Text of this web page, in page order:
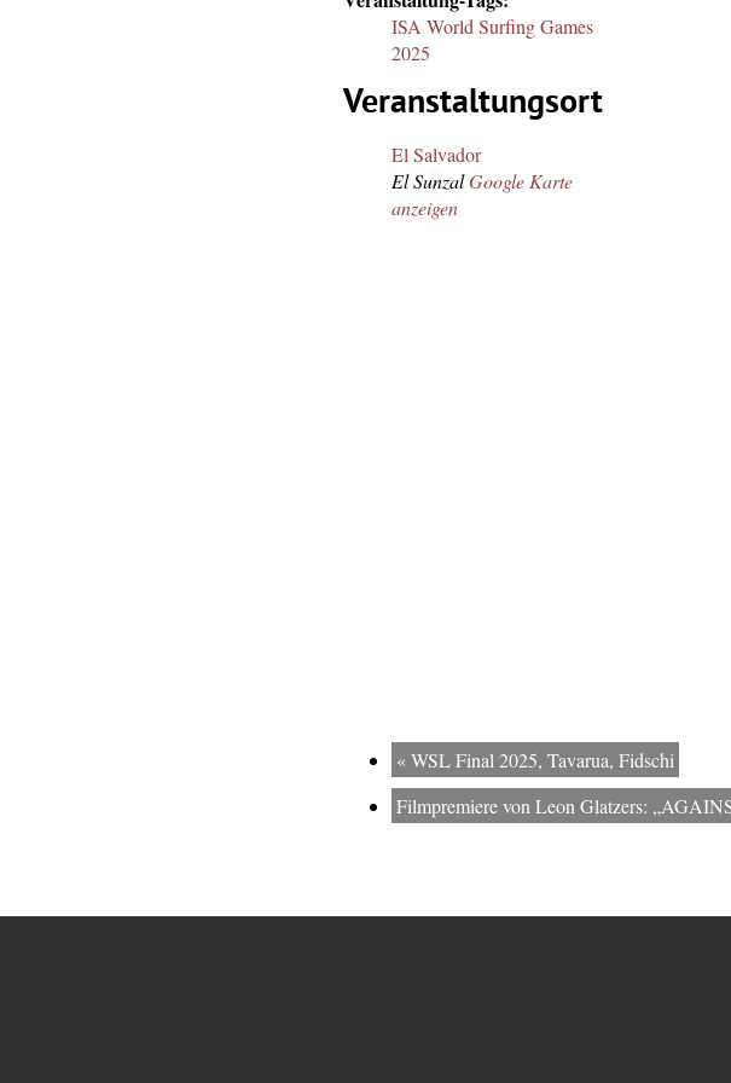
ISA World Surfing Games
2025
Veranstaltungsort
El Salvador
El Sunzal Google Karte
anzeigen
«WSL Final 2025, Tavarua, Fidschi
Filmpremiere von Leon Glatzers: